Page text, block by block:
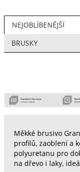
NEJOBLÍBENĚJŠÍ
BRUSKY
Měkké brusivo
profilů, zaoblení a
polyuretanu pro
na dřevo i laky,